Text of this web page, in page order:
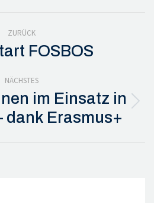
X
WhatsApp
ZURÜCK
Vorheriger
FOSBOS
NÄCHSTES
Nächster
Beitrag:
im Einsatz in
dank Erasmus+